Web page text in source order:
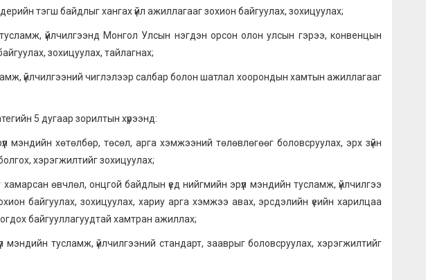
тэгш байдлыг хангах үйл ажиллагааг зохион байгуулах, зохицуулах;
үйлчилгээнд Монгол Улсын нэгдэн орсон олон улсын гэрээ, конвенцын
зохицуулах, тайлагнах;
чиглэлээр салбар болон шатлал хоорондын хамтын ажиллагааг
5 дугаар зорилтын хүрээнд:
хөтөлбөр, төсөл, арга хэмжээний төлөвлөгөөг боловсруулах, эрх зүйн
хэрэгжилтийг зохицуулах;
өвчлөл, онцгой байдлын үед нийгмийн эрүүл мэндийн тусламж, үйлчилгээ
зохион байгуулах, зохицуулах, хариу арга хэмжээ авах, эрсдэлийн үеийн харилцаа
байгууллагуудтай хамтран ажиллах;
тусламж, үйлчилгээний стандарт, зааврыг боловсруулах, хэрэгжилтийг